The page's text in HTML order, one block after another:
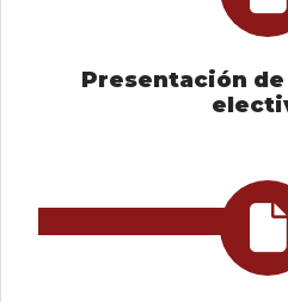
Presentación